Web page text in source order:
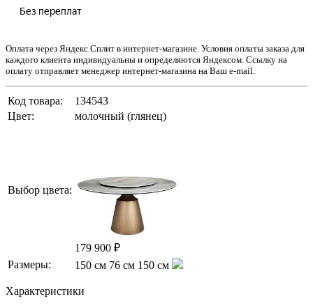
Оплата через Яндекс.Сплит в интернет-магазине. Условия оплаты заказа для
каждого клиента индивидуальны и определяются Яндексом. Ссылку на
оплату отправляет менеджер интернет-магазина на Ваш e-mail.
Код товара:
134543
Цвет:
молочный (глянец)
Выбор цвета:
179 900 ₽
Размеры:
150 см 76 см 150 см
Характеристики